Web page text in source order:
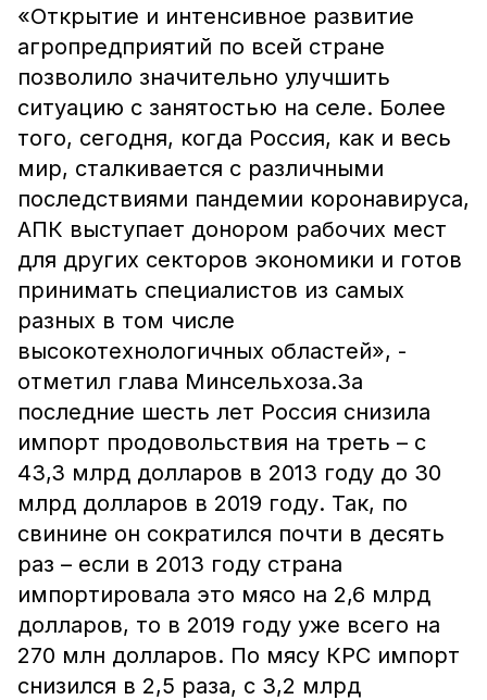
«Открытие и интенсивное развитие
агропредприятий по всей стране
позволило значительно улучшить
ситуацию с занятостью на селе. Более
того, сегодня, когда Россия, как и весь
мир, сталкивается с различными
последствиями пандемии коронавируса,
АПК выступает донором рабочих мест
для других секторов экономики и готов
принимать специалистов из самых
разных в том числе
высокотехнологичных областей», -
отметил глава Минсельхоза.За
последние шесть лет Россия снизила
импорт продовольствия на треть – с
43,3 млрд долларов в 2013 году до 30
млрд долларов в 2019 году. Так, по
свинине он сократился почти в десять
раз – если в 2013 году страна
импортировала это мясо на 2,6 млрд
долларов, то в 2019 году уже всего на
270 млн долларов. По мясу КРС импорт
снизился в 2,5 раза, с 3,2 млрд